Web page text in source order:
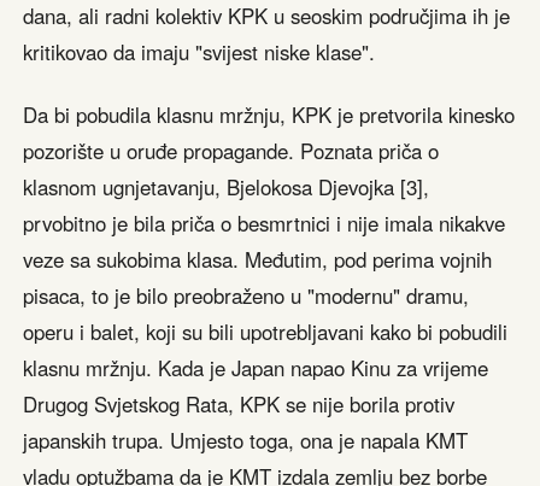
dana, ali radni kolektiv KPK u seoskim područjima ih je
kritikovao da imaju "svijest niske klase".
Da bi pobudila klasnu mržnju, KPK je pretvorila kinesko
pozorište u oruđe propagande. Poznata priča o
klasnom ugnjetavanju, Bjelokosa Djevojka [3],
prvobitno je bila priča o besmrtnici i nije imala nikakve
veze sa sukobima klasa. Međutim, pod perima vojnih
pisaca, to je bilo preobraženo u "modernu" dramu,
operu i balet, koji su bili upotrebljavani kako bi pobudili
klasnu mržnju. Kada je Japan napao Kinu za vrijeme
Drugog Svjetskog Rata, KPK se nije borila protiv
japanskih trupa. Umjesto toga, ona je napala KMT
vladu optužbama da je KMT izdala zemlju bez borbe